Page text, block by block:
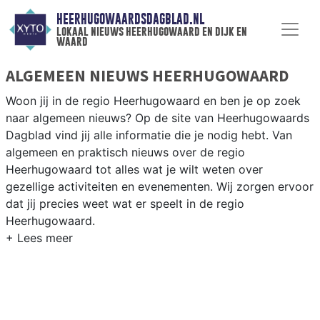
HEERHUGOWAARDSDAGBLAD.NL
lokaal nieuws heerhugowaard en dijk en
waard
ALGEMEEN NIEUWS HEERHUGOWAARD
Woon jij in de regio Heerhugowaard en ben je op zoek
naar algemeen nieuws? Op de site van Heerhugowaards
Dagblad vind jij alle informatie die je nodig hebt. Van
algemeen en praktisch nieuws over de regio
Heerhugowaard tot alles wat je wilt weten over
gezellige activiteiten en evenementen. Wij zorgen ervoor
dat jij precies weet wat er speelt in de regio
Heerhugowaard.